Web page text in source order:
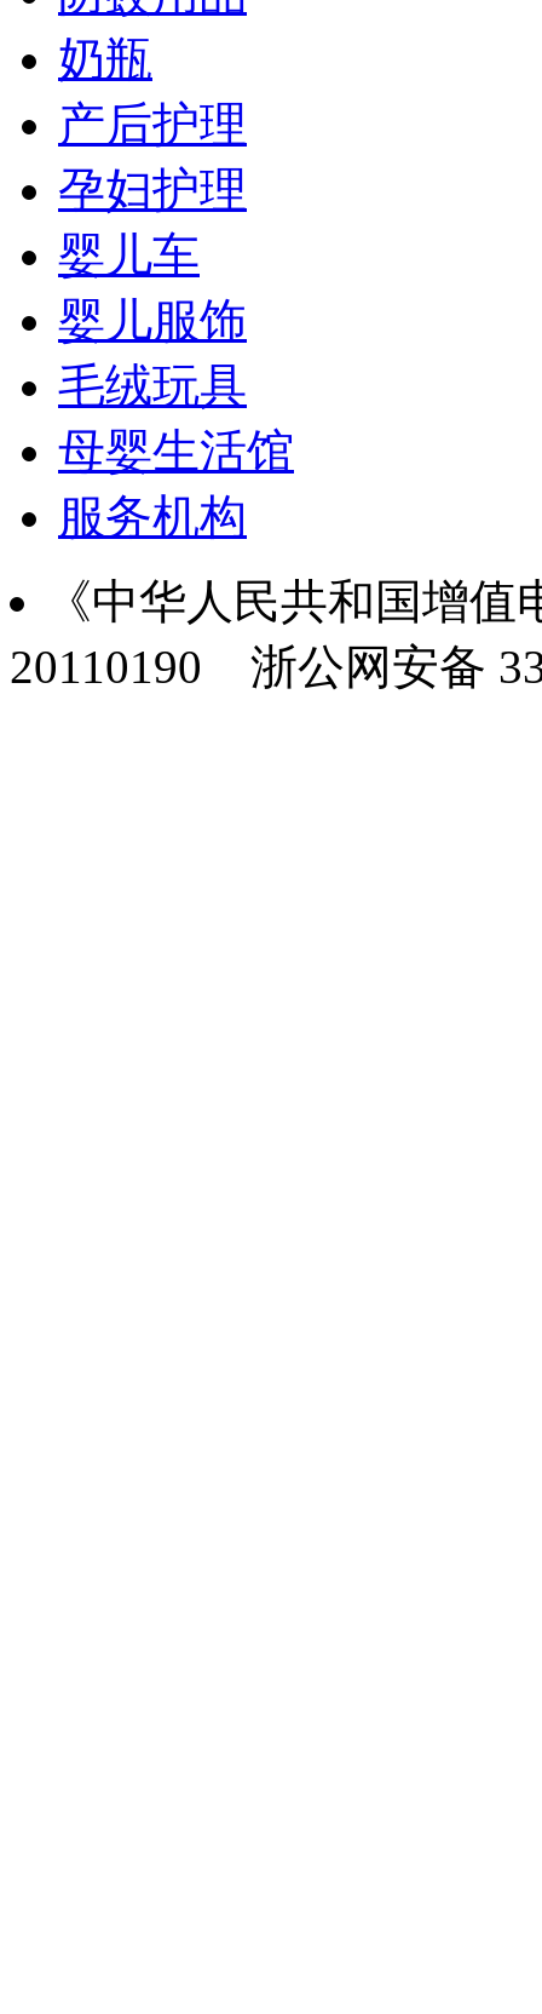
奶瓶
产后护理
孕妇护理
婴儿车
婴儿服饰
毛绒玩具
母婴生活馆
服务机构
《中华人民共和国增
20110190 浙公网安备